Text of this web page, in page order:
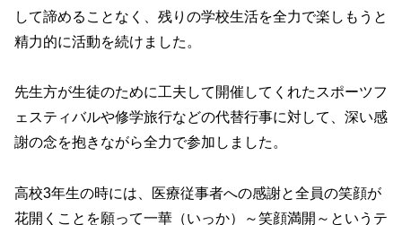
して諦めることなく、残りの学校生活を全力で楽しもうと
精力的に活動を続けました。
先生方が生徒のために工夫して開催してくれたスポーツフ
ェスティバルや修学旅行などの代替行事に対して、深い感
謝の念を抱きながら全力で参加しました。
高校3年生の時には、医療従事者への感謝と全員の笑顔が
花開くことを願って一華（いっか）～笑顔満開～というテ